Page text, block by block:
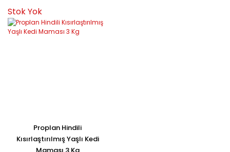
Stok Yok
Proplan Hindili
Kısırlaştırılmış Yaşlı Kedi